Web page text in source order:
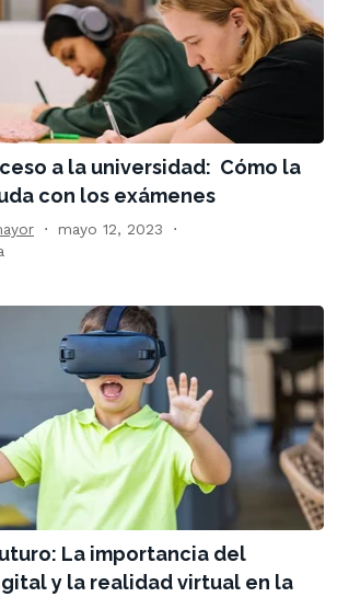
a la universidad: Cómo la
con los exámenes
mayo 12, 2023
La importancia del
y la realidad virtual en la